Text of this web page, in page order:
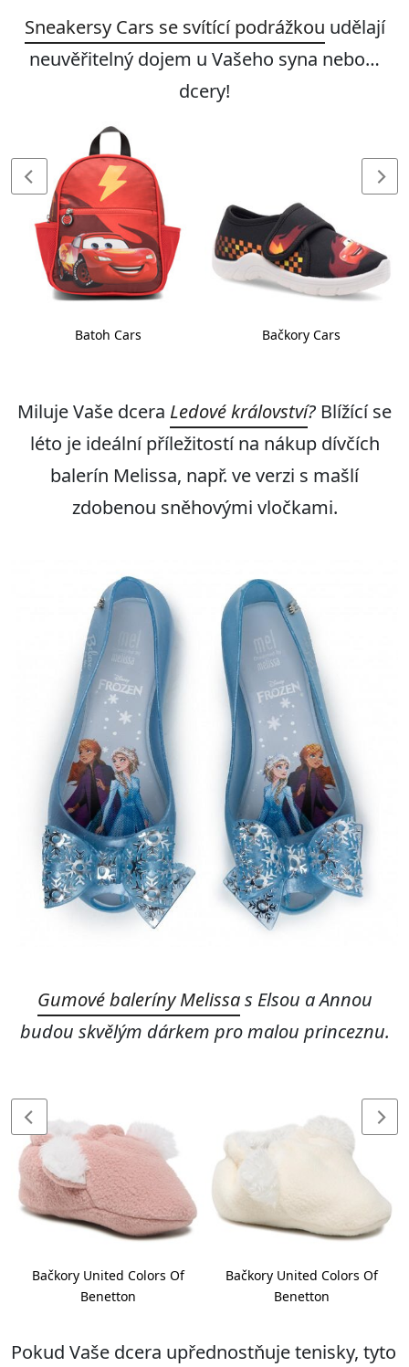
Sneakersy Cars se svítící podrážkou udělají
neuvěřitelný dojem u Vašeho syna nebo…
dcery!
Batoh Cars Bačkory Cars
Miluje Vaše dcera Ledové království? Blížící se
léto je ideální příležitostí na nákup dívčích
balerín Melissa, např. ve verzi s mašlí
zdobenou sněhovými vločkami.
Gumové baleríny Melissas Elsou a Annou
budou skvělým dárkem pro malou princeznu.
Bačkory United Colors Of
Benetton
Bačkory United Colors Of
Benetton
Pokud Vaše dcera upřednostňuje tenisky, tyto